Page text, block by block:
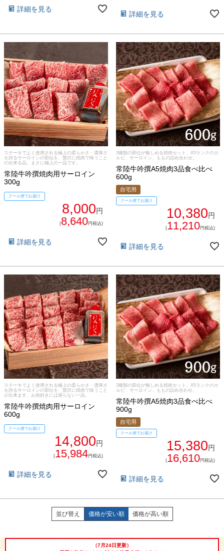
ショップ一覧
マイページ
ゴルフコンペ
法人の方へ
よくある質問
食べ方レシピ
焼き方レシピ
ハンバーグ
みそ漬け
レトルトカレー
シャルキュトリー
コーンスープ
手造りタレ
プレミアムギフト
商品券
ギフトカテゴリー一覧
029-254-2441
受付：9:00～17:30(日曜日を除く)
詳細を見る
詳細を見る
ステーキでよく使用される極上の柔らかさ・濃厚さ
を誇るサーロインの部位を、贅沢に焼肉で味うこと
の出来る品。まさに極上の一品です。
常陸牛吟撰焼肉用サーロイン
300g
クール便でお届け
8,000円
(8,640円税込)
詳細を見る
3種類の部位が愉しめる焼肉セット。A5ランクのカ
ルビ、サーロイン、ももの詰め合わせ。
常陸牛吟撰A5焼肉3品食べ比べ
600g
自宅用
クール便でお届け
10,380円
(11,210円税込)
詳細を見る
ステーキでよく使用される極上の柔らかさ・濃厚さ
を誇るサーロインの部位を、贅沢に焼肉で味うこと
が出来ます。お肉好きには堪らない一品。
常陸牛吟撰焼肉用サーロイン
600g
クール便でお届け
14,800円
(15,984円税込)
詳細を見る
3種類の部位が愉しめる焼肉セット。A5ランクのカ
ルビ、サーロイン、ももの詰め合わせ。
常陸牛吟撰A5焼肉3品食べ比べ
900g
自宅用
クール便でお届け
15,380円
(16,610円税込)
詳細を見る
並び替え 価格が安い順 価格が高い順
（7月24日更新）